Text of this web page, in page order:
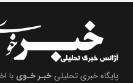
پایگاه خبری تحلیلی خبـر خـوی